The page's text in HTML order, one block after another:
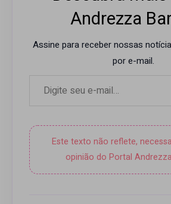
Andrezza
Assine para receber nossas
por e-mail.
Este texto não reflete,
opinião do Portal